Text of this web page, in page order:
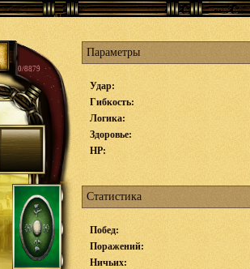
0/8879
Параметры
Удар:
Гибкость:
Логика:
Здоровье:
HP:
Статистика
Побед:
Поражений:
Ничьих: